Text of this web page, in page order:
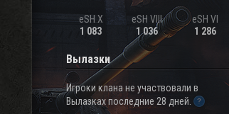
eSH X
1 083
eSH VIII
1 036
eSH VI
1 286
Вылазки
Игроки клана не участвовали в
Вылазках последние 28 дней.